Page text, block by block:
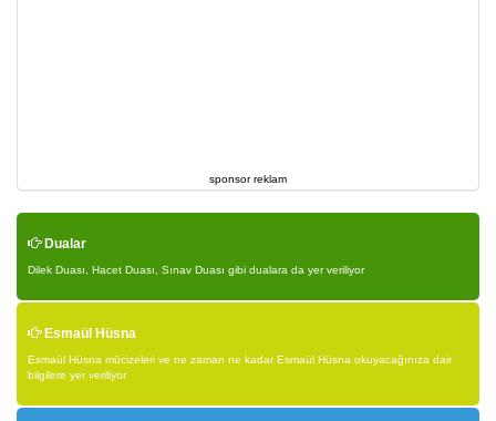
sponsor reklam
Dualar
Dilek Duası, Hacet Duası, Sınav Duası gibi dualara da yer veriliyor
Esmaül Hüsna
Esmaül Hüsna mücizeleri ve ne zaman ne kadar Esmaül Hüsna okuyacağınıza dair
bilgilere yer veriliyor